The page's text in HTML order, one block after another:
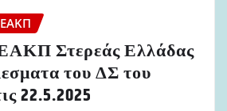
Στερεάς Ελλάδας
του ΔΣ του
22.5.2025